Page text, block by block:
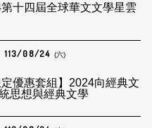
第十四屆全球華文文學星雲
113/08/24 (六)
定優惠套組】2024向經典文
思想與經典文學